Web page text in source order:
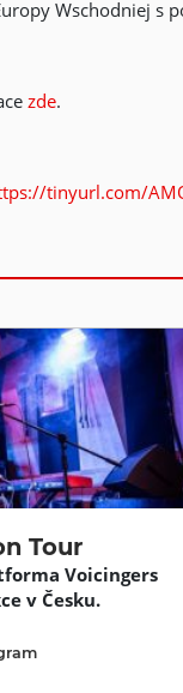
Wschodniej s
zde.
tinyurl.com/
Tour
Voicingers
v Česku.